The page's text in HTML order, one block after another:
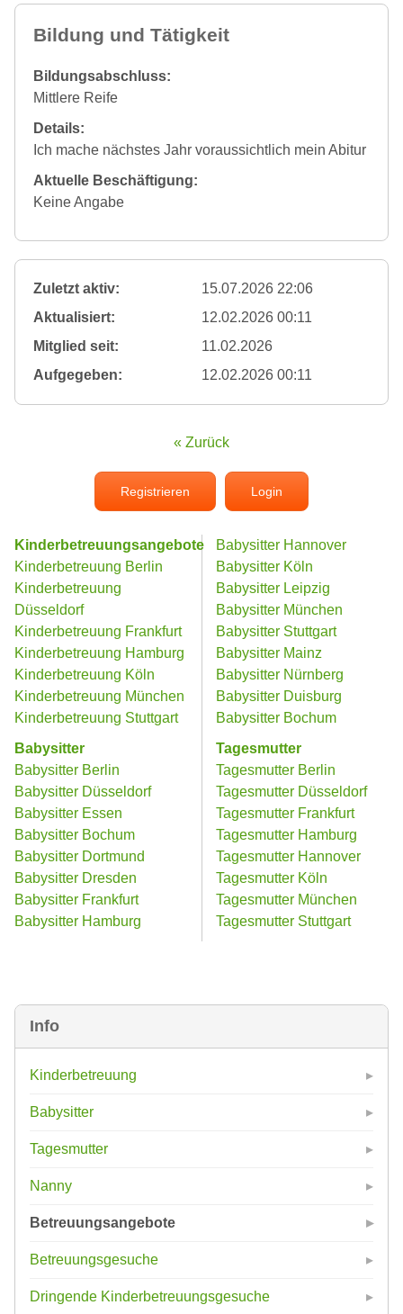
Info
Kinderbetreuung
Babysitter
Tagesmutter
Nanny
Betreuungsangebote
Betreuungsgesuche
Dringende Kinderbetreuungsgesuche
Bildung und Tätigkeit
Bildungsabschluss:
Mittlere Reife
Details:
Ich mache nächstes Jahr voraussichtlich mein Abitur
Aktuelle Beschäftigung:
Keine Angabe
Zuletzt aktiv:
15.07.2026 22:06
Aktualisiert:
12.02.2026 00:11
Mitglied seit:
11.02.2026
Aufgegeben:
12.02.2026 00:11
« Zurück
Registrieren Login
Kinderbetreuungsangebote
Kinderbetreuung Berlin
Kinderbetreuung
Düsseldorf
Kinderbetreuung Frankfurt
Kinderbetreuung Hamburg
Kinderbetreuung Köln
Kinderbetreuung München
Kinderbetreuung Stuttgart
Babysitter
Babysitter Berlin
Babysitter Düsseldorf
Babysitter Essen
Babysitter Bochum
Babysitter Dortmund
Babysitter Dresden
Babysitter Frankfurt
Babysitter Hamburg
Babysitter Hannover
Babysitter Köln
Babysitter Leipzig
Babysitter München
Babysitter Stuttgart
Babysitter Mainz
Babysitter Nürnberg
Babysitter Duisburg
Babysitter Bochum
Tagesmutter
Tagesmutter Berlin
Tagesmutter Düsseldorf
Tagesmutter Frankfurt
Tagesmutter Hamburg
Tagesmutter Hannover
Tagesmutter Köln
Tagesmutter München
Tagesmutter Stuttgart